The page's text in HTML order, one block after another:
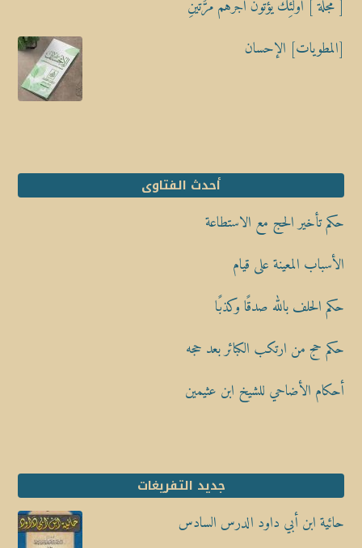
[ مجلة ] أُوْلَٰٓئِكَ يُؤْتَوْنَ أَجْرَهُم مَّرَّتَيْنِ
[المطويات] الإحسان
أحدث الفتاوى
حكم تأخير الحج مع الاستطاعة
الأسباب المعينة على قيام
حكم الحلف بالله صدقًا وكذبًا
حكم حج من ارتكب الكبائر بعد حجه
أحكام الأضاحي للشيخ ابن عثيمين
جديد التفريغات
حائية ابن أبي داود الدرس السادس